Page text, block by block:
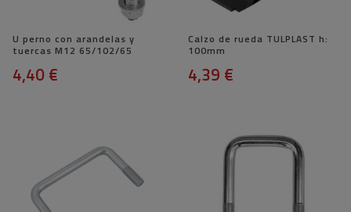
U perno con arandelas y
tuercas M12 65/102/65
4,40 €
Calzo de rueda TULPLAST h:
100mm
4,39 €